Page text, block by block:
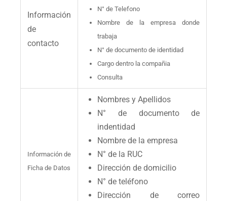
Información
de
contacto
N° de Telefono
Nombre de la empresa donde
trabaja
N° de documento de identidad
Cargo dentro la compañia
Consulta
Información de
Ficha de Datos
Nombres y Apellidos
N° de documento de
indentidad
Nombre de la empresa
N° de la RUC
Dirección de domicilio
N° de teléfono
Dirección de correo